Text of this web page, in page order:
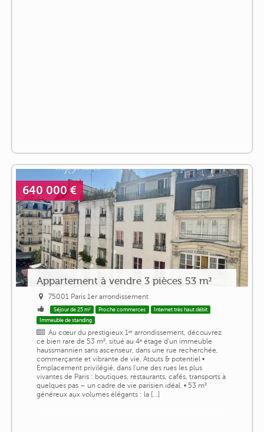
640 000 €
Appartement à vendre 3 pièces 53 m²
75001 Paris 1er arrondissement
Séjour de 25 m² Proche commerces
Internet très haut débit
Immeuble de standing
Au cœur du prestigieux 1ᵉʳ arrondissement, découvrez
ce bien rare de 53 m², situé au 4ᵉ étage d'un immeuble
haussmannien sans ascenseur, dans une rue recherchée,
commerçante et vibrante de vie. Atouts & potentiel •
Emplacement privilégié, dans l'une des rues les plus
vivantes de Paris : boutiques, restaurants, cafés, transports à
quelques pas – un cadre de vie parisien idéal. • 53 m²
généreux aux volumes élégants : la [...]